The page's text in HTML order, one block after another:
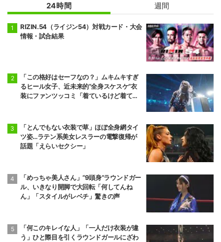
24時間 週間
RIZIN.54（ライジン54）対戦カード・大会
情報・試合結果
「この格好はセーフなの？」ムキムキすぎ
るヒール女子、近未来的“全身スケスケ”衣
装にファンツッコミ「着ているけど着てい
「とんでもない衣装で草」ほぼ全身網タイ
ツ姿…ラテン系美女レスラーの電撃復帰が
話題「えらいセクシー」
「めっちゃ美人さん」“9頭身”ラウンドガー
ル、いきなり開脚で大回転「何してんね
ん」「スタイルがレベチ」驚きの声
「何このキレイな人」「一人だけ衣装が違
う」ひと際目を引くラウンドガールにざわ